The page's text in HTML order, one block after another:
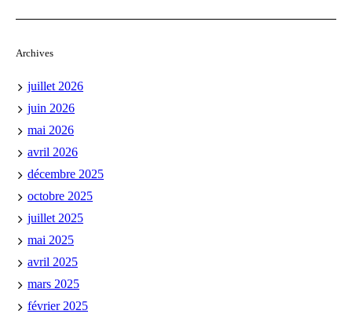
Archives
juillet 2026
juin 2026
mai 2026
avril 2026
décembre 2025
octobre 2025
juillet 2025
mai 2025
avril 2025
mars 2025
février 2025